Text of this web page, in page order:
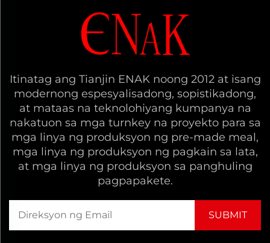
Itinatag ang Tianjin ENAK noong 2012 at isang
modernong espesyalisadong, sopistikadong,
at mataas na teknolohiyang kumpanya na
nakatuon sa mga turnkey na proyekto para sa
mga linya ng produksyon ng pre-made meal,
mga linya ng produksyon ng pagkain sa lata,
at mga linya ng produksyon sa panghuling
pagpapakete.